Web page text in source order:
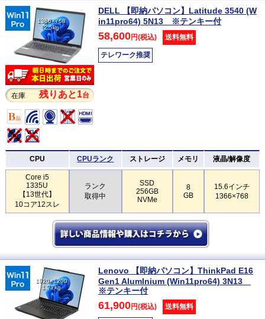
1366×768
2.5kg
在庫 残りあと1台
DELL 【即納パソコン】Latitude 3540 (W
in11pro64) 5N13 ※テンキー付
58,600円(税込) 送料無料
テレワーク推奨
CPU CPUランク ストレージ メモリ 液晶/解像度
Core i5
1335U
【13世代】
10コア12スレ
ランク
取得中
SSD
256GB
NVMe
8
GB
15.6インチ
1366×768
1920×1200
1.77kg
Lenovo 【即納パソコン】ThinkPad E16
Gen1 Alumlnium (Win11pro64) 3N13
※テンキー付
61,900円(税込) 送料無料